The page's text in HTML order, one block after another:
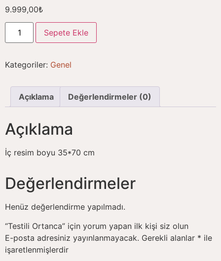
9.999,00₺
Sepete Ekle
Kategoriler: Genel
Açıklama Değerlendirmeler (0)
Açıklama
İç resim boyu 35*70 cm
Değerlendirmeler
Henüz değerlendirme yapılmadı.
“Testili Ortanca” için yorum yapan ilk kişi siz olun
E-posta adresiniz yayınlanmayacak. Gerekli alanlar * ile
işaretlenmişlerdir